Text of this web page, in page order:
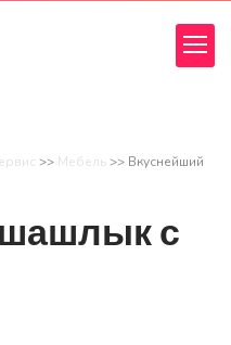
>> Мебель >> Вкуснейший
с